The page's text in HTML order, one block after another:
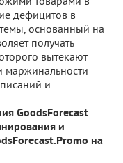
дефицитов в
основанный на
получать
вытекают
и
GoodsForecast
и
на